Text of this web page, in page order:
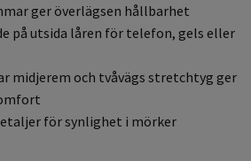
ger överlägsen hållbarhet
på utsida låren för telefon, gels eller
midjerem och tvåvägs stretchtyg ger
för synlighet i mörker